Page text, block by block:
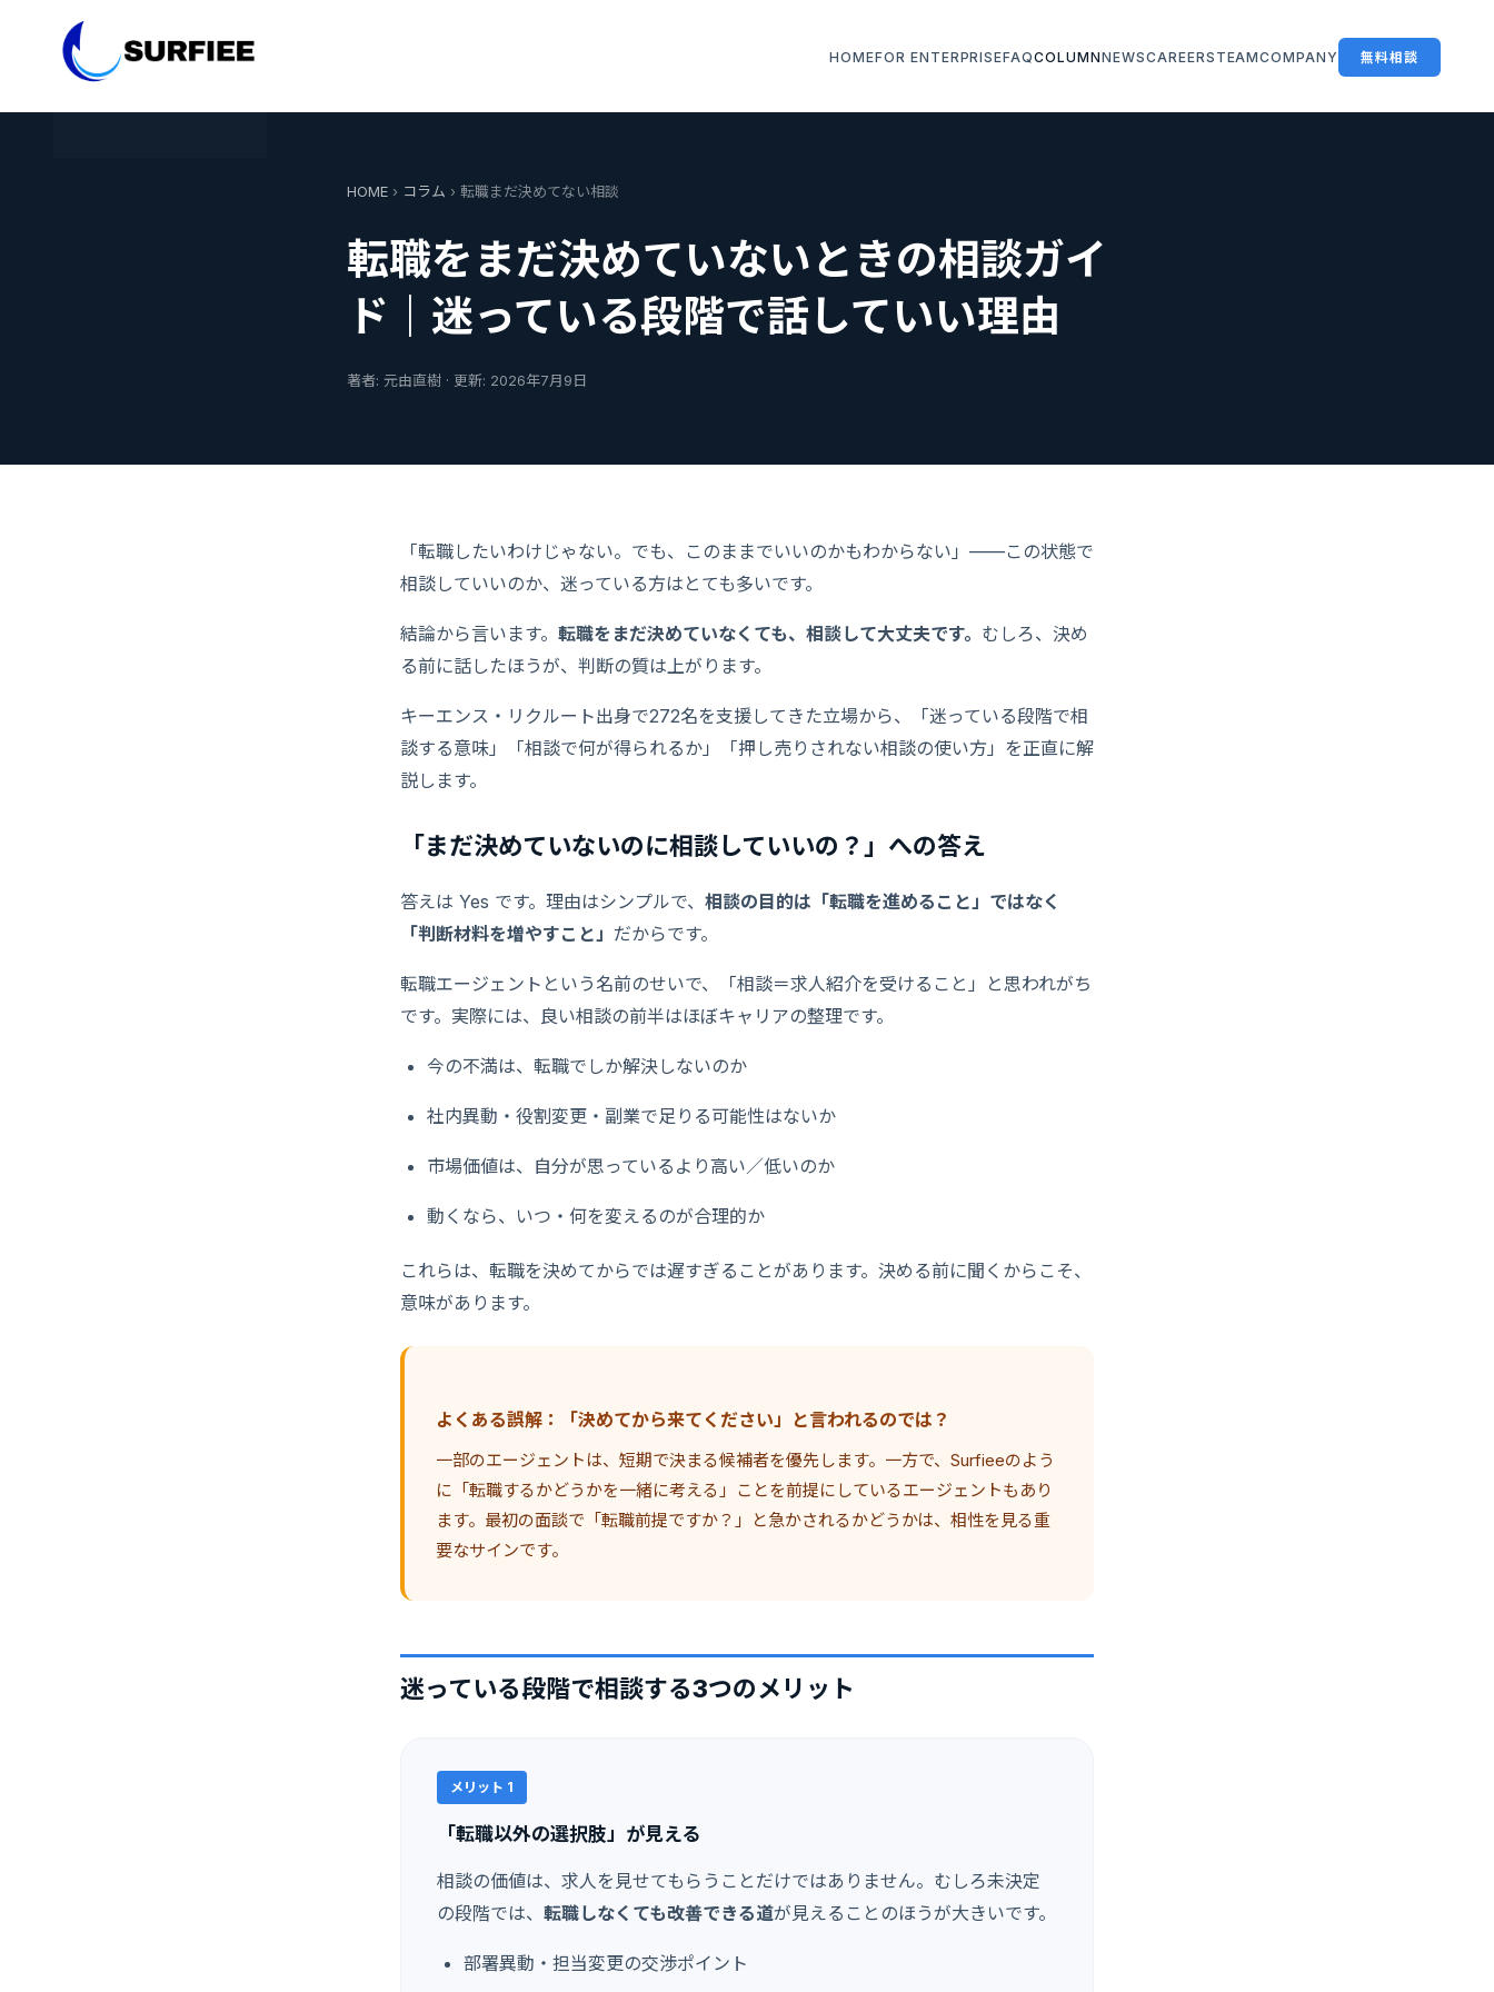
HOMEFOR ENTERPRISEFAQCOLUMNNEWSCAREERS TEAMCOMPANY 無料相談
HOME › コラム › 転職まだ決めてない相談
転職をまだ決めていないときの相談ガイ
ド｜迷っている段階で話していい理由
著者: 元由直樹 · 更新: 2026年7月9日
「転職したいわけじゃない。でも、このままでいいのかもわからない」——この状態で
相談していいのか、迷っている方はとても多いです。
結論から言います。 転職をまだ決めていなくても、相談して大丈夫です。 むしろ、決め
る前に話したほうが、判断の質は上がります。
キーエンス・リクルート出身で272名を支援してきた立場から、「迷っている段階で相
談する意味」「相談で何が得られるか」「押し売りされない相談の使い方」を正直に解
説します。
「まだ決めていないのに相談していいの？」への答え
答えは Yes です。理由はシンプルで、 相談の目的は「転職を進めること」ではなく
「判断材料を増やすこと」 だからです。
転職エージェントという名前のせいで、「相談＝求人紹介を受けること」と思われがち
です。実際には、良い相談の前半はほぼキャリアの整理です。
今の不満は、転職でしか解決しないのか
社内異動・役割変更・副業で足りる可能性はないか
市場価値は、自分が思っているより高い／低いのか
動くなら、いつ・何を変えるのが合理的か
これらは、転職を決めてからでは遅すぎることがあります。決める前に聞くからこそ、
意味があります。
よくある誤解：「決めてから来てください」と言われるのでは？
一部のエージェントは、短期で決まる候補者を優先します。一方で、Surfieeのよう
に「転職するかどうかを一緒に考える」ことを前提にしているエージェントもあり
ます。最初の面談で「転職前提ですか？」と急かされるかどうかは、相性を見る重
要なサインです。
迷っている段階で相談する3つのメリット
メリット 1
「転職以外の選択肢」が見える
相談の価値は、求人を見せてもらうことだけではありません。むしろ未決定
の段階では、 転職しなくても改善できる道が見えることのほうが大きいです。
部署異動・担当変更の交渉ポイント